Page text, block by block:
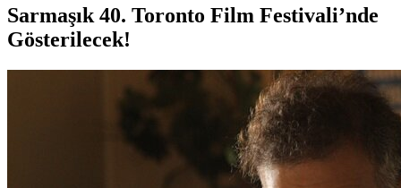
Sarmaşık 40. Toronto Film Festivali’nde
Gösterilecek!